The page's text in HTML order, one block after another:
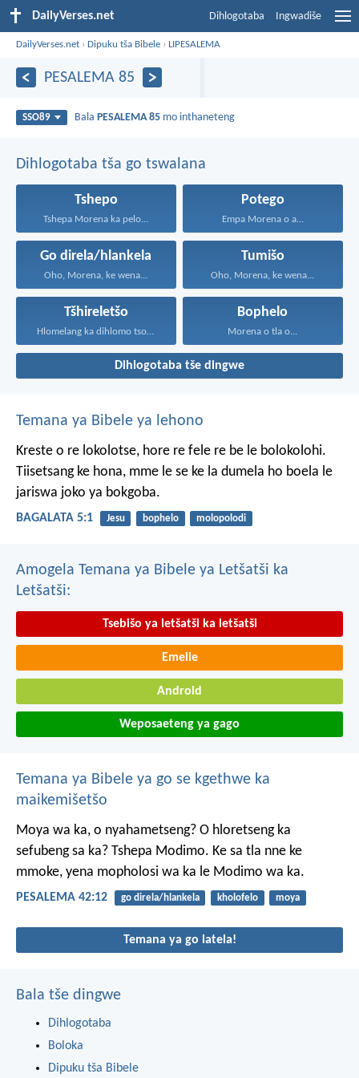
DailyVerses.net Dihlogotaba Ingwadiše
DailyVerses.net ›Dipuku tša Bibele ›LIPESALEMA
PESALEMA 85
SSO89 Bala PESALEMA 85 mo inthaneteng
Dihlogotaba tša go tswalana
Tshepo
Tshepa Morena ka pelo...
Potego
Empa Morena o a...
Go direla/hlankela
Oho, Morena, ke wena...
Tumišo
Oho, Morena, ke wena...
Tšhireletšo
Hlomelang ka dihlomo tsohle...
Bophelo
Morena o tla o...
Dihlogotaba tše dingwe
Temana ya Bibele ya lehono
Kreste o re lokolotse, hore re fele re be le bolokolohi.
Tiisetsang ke hona, mme le se ke la dumela ho boela le
jariswa joko ya bokgoba.
BAGALATA 5:1 Jesu bophelo molopolodi
Amogela Temana ya Bibele ya Letšatši ka
Letšatši:
Tsebišo ya letšatši ka letšatši
Emeile
Android
Weposaeteng ya gago
Temana ya Bibele ya go se kgethwe ka
maikemišetšo
Moya wa ka, o nyahametseng? O hloretseng ka
sefubeng sa ka? Tshepa Modimo. Ke sa tla nne ke
mmoke, yena mopholosi wa ka le Modimo wa ka.
PESALEMA 42:12 go direla/hlankela kholofelo moya
Temana ya go latela!
Bala tše dingwe
Dihlogotaba
Boloka
Dipuku tša Bibele